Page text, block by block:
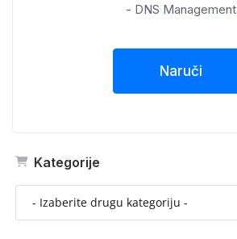
Kategorije
- DNS Management
Naruči